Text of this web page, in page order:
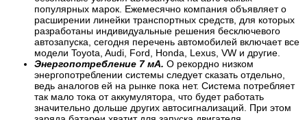
популярных марок. Ежемесячно компания объявляет о
расширении линейки транспортных средств, для которых
разработаны индивидуальные решения бесключевого
автозапуска, сегодня перечень автомобилей включает все
модели Toyota, Audi, Ford, Honda, Lexus, VW и другие.
Энергопотребление 7 мА. О рекордно низком
энергопотреблении системы следует сказать отдельно,
ведь аналогов ей на рынке пока нет. Система потребляет
так мало тока от аккумулятора, что будет работать
значительно дольше других автосигнализаций. При этом